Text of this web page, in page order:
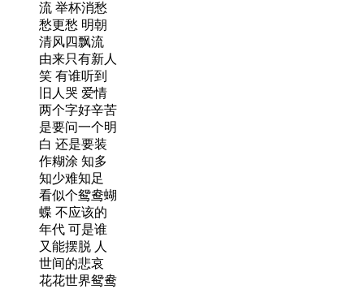
流 举杯消愁
愁更愁 明朝
清风四飘流
由来只有新人
笑 有谁听到
旧人哭 爱情
两个字好辛苦
是要问一个明
白 还是要装
作糊涂 知多
知少难知足
看似个鸳鸯蝴
蝶 不应该的
年代 可是谁
又能摆脱 人
世间的悲哀
花花世界鸳鸯